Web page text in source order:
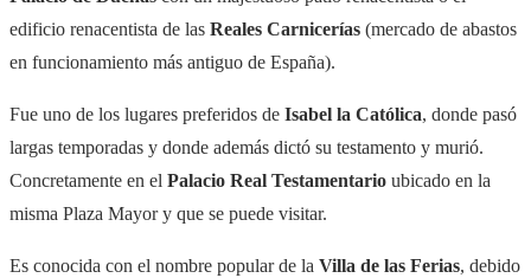
edificio renacentista de las Reales Carnicerías (mercado de abastos
en funcionamiento más antiguo de España).
Fue uno de los lugares preferidos de Isabel la Católica, donde pasó
largas temporadas y donde además dictó su testamento y murió.
Concretamente en el Palacio Real Testamentario ubicado en la
misma Plaza Mayor y que se puede visitar.
Es conocida con el nombre popular de la Villa de las Ferias, debido